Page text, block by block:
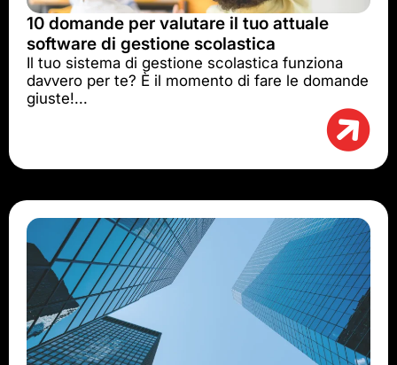
10 domande per valutare il tuo attuale
software di gestione scolastica
Il tuo sistema di gestione scolastica funziona
davvero per te? È il momento di fare le domande
giuste!...